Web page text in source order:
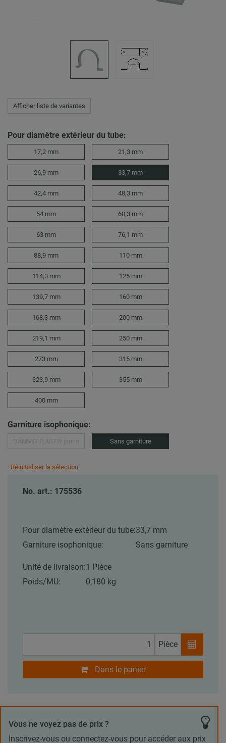
Afficher liste de variantes
Pour diamètre extérieur du tube:
17,2 mm 21,3 mm
26,9 mm 33,7 mm
42,4 mm 48,3 mm
54 mm 60,3 mm
63 mm 76,1 mm
88,9 mm 110 mm
114,3 mm 125 mm
139,7 mm 160 mm
168,3 mm 200 mm
219,1 mm 250 mm
273 mm 315 mm
323,9 mm 355 mm
400 mm
Garniture isophonique:
Sans garniture
Réinitialiser la sélection
No. art.: 175536
Pour diamètre extérieur du tube:33,7 mm
Garniture isophonique:
Sans garniture
Unité de livraison:1 Pièce
Poids/MU:
0,180 kg
Pièce
Dans le panier
Vous ne voyez pas de prix ?
Inscrivez-vous ou connectez-vous pour accéder aux prix